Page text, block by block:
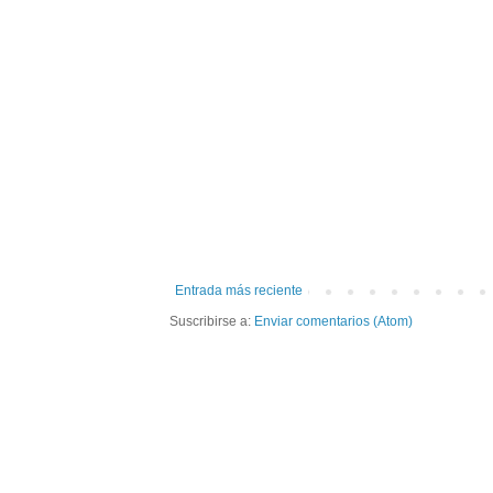
Entrada más reciente
Suscribirse a: Enviar comentarios (Atom)